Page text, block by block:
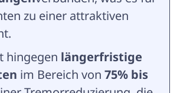
zu einer attraktiven
hingegen längerfristige
im Bereich von 75% bis